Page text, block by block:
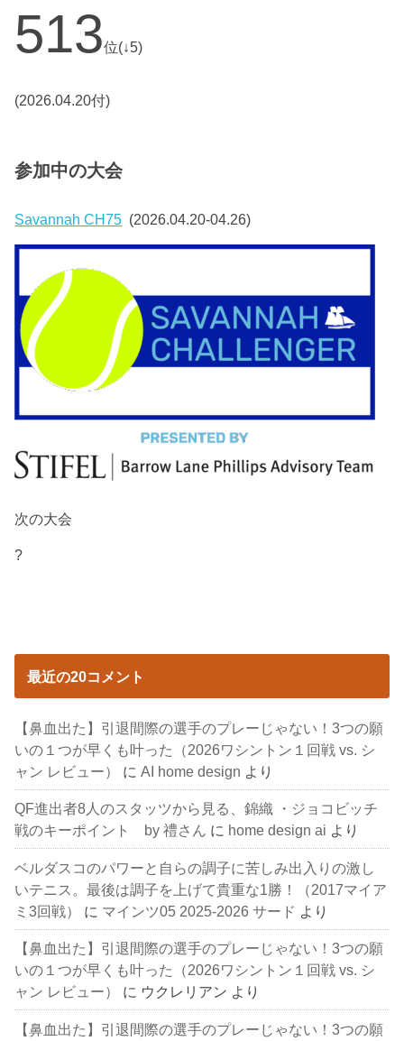
513位(↓5)
(2026.04.20付)
参加中の大会
Savannah CH75 (2026.04.20-04.26)
次の大会
?
最近の20コメント
【鼻血出た】引退間際の選手のプレーじゃない！3つの願
いの１つが早くも叶った（2026ワシントン１回戦 vs. シ
ャン レビュー）
にAI home design より
QF進出者8人のスタッツから見る、錦織 ・ジョコビッチ
戦のキーポイント by 禮さん に home design ai より
ベルダスコのパワーと自らの調子に苦しみ出入りの激し
いテニス。最後は調子を上げて貴重な1勝！（2017マイア
ミ3回戦）
に マインツ05 2025-2026 サード より
【鼻血出た】引退間際の選手のプレーじゃない！3つの願
いの１つが早くも叶った（2026ワシントン１回戦 vs. シ
ャン レビュー）
に ウクレリアン より
【鼻血出た】引退間際の選手のプレーじゃない！3つの願